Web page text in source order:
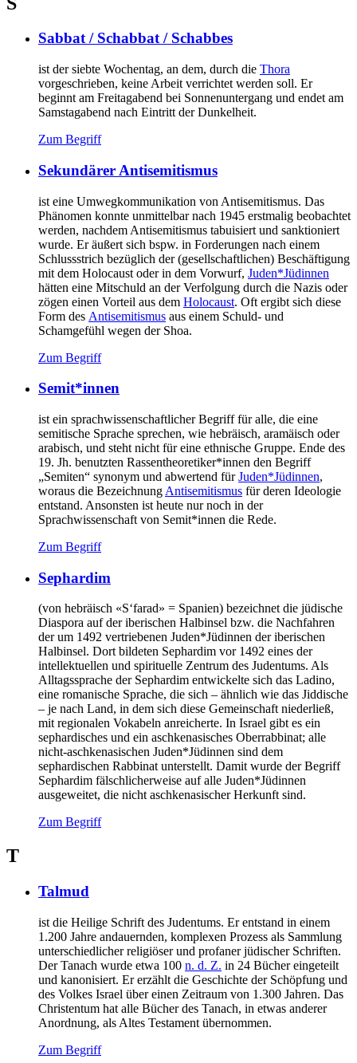
Sabbat / Schabbat / Schabbes
ist der siebte Wochentag, an dem, durch die Thora
vorgeschrieben, keine Arbeit verrichtet werden soll. Er
beginnt am Freitagabend bei Sonnenuntergang und endet am
Samstagabend nach Eintritt der Dunkelheit.
Zum Begriff
Sekundärer Antisemitismus
ist eine Umwegkommunikation von Antisemitismus. Das
Phänomen konnte unmittelbar nach 1945 erstmalig beobachtet
werden, nachdem Antisemitismus tabuisiert und sanktioniert
wurde. Er äußert sich bspw. in Forderungen nach einem
Schlussstrich bezüglich der (gesellschaftlichen) Beschäftigung
mit dem Holocaust oder in dem Vorwurf, Juden*Jüdinnen
hätten eine Mitschuld an der Verfolgung durch die Nazis oder
zögen einen Vorteil aus dem Holocaust. Oft ergibt sich diese
Form des Antisemitismus aus einem Schuld- und
Schamgefühl wegen der Shoa.
Zum Begriff
Semit*innen
ist ein sprachwissenschaftlicher Begriff für alle, die eine
semitische Sprache sprechen, wie hebräisch, aramäisch oder
arabisch, und steht nicht für eine ethnische Gruppe. Ende des
19. Jh. benutzten Rassentheoretiker*innen den Begriff
„Semiten“ synonym und abwertend fürJuden*Jüdinnen,
woraus die Bezeichnung Antisemitismus für deren Ideologie
entstand. Ansonsten ist heute nur noch in der
Sprachwissenschaft von Semit*innen die Rede.
Zum Begriff
Sephardim
(von hebräisch «S‘farad» = Spanien) bezeichnet die jüdische
Diaspora auf der iberischen Halbinsel bzw. die Nachfahren
der um 1492 vertriebenen Juden*Jüdinnen der iberischen
Halbinsel. Dort bildeten Sephardim vor 1492 eines der
intellektuellen und spirituelle Zentrum des Judentums. Als
Alltagssprache der Sephardim entwickelte sich das Ladino,
eine romanische Sprache, die sich – ähnlich wie das Jiddische
– je nach Land, in dem sich diese Gemeinschaft niederließ,
mit regionalen Vokabeln anreicherte. In Israel gibt es ein
sephardisches und ein aschkenasisches Oberrabbinat; alle
nicht-aschkenasischen Juden*Jüdinnen sind dem
sephardischen Rabbinat unterstellt. Damit wurde der Begriff
Sephardim fälschlicherweise auf alle Juden*Jüdinnen
ausgeweitet, die nicht aschkenasischer Herkunft sind.
Zum Begriff
T
Talmud
ist die Heilige Schrift des Judentums. Er entstand in einem
1.200 Jahre andauernden, komplexen Prozess als Sammlung
unterschiedlicher religiöser und profaner jüdischer Schriften.
Der Tanach wurde etwa 100 n. d. Z. in 24 Bücher eingeteilt
und kanonisiert. Er erzählt die Geschichte der Schöpfung und
des Volkes Israel über einen Zeitraum von 1.300 Jahren. Das
Christentum hat alle Bücher des Tanach, in etwas anderer
Anordnung, als Altes Testament übernommen.
Zum Begriff